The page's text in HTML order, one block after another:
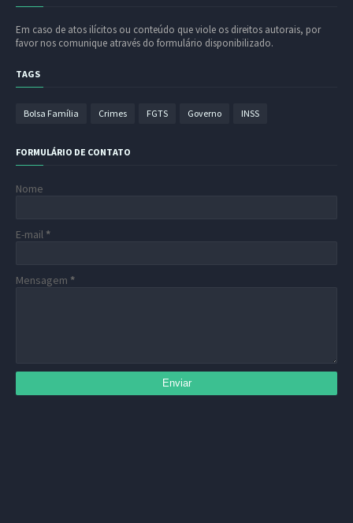
Em caso de atos ilícitos ou conteúdo que viole os direitos autorais, por
favor nos comunique através do formulário disponibilizado.
TAGS
Bolsa Família Crimes FGTS Governo INSS
FORMULÁRIO DE CONTATO
Nome
E-mail *
Mensagem *